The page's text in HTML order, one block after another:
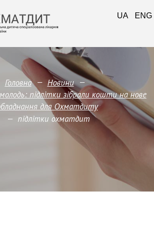
Головна — Новини —
молодь: підлітки зібрали кошти на нове
для Охматдиту
— підлітки охматдит
UA ENG